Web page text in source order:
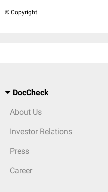
© Copyright
DocCheck
About Us
Investor Relations
Press
Career